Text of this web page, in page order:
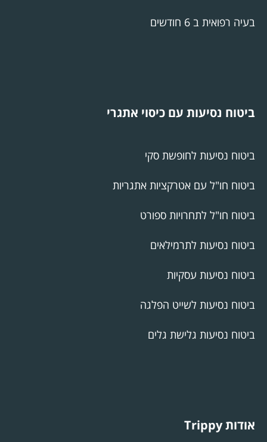
בעיה רפואית ב 6 חודשים
ביטוח נסיעות עם כיסוי אתגרי
ביטוח נסיעות לחופשת סקי
ביטוח חו"ל עם אטרקציות אתגריות
ביטוח חו"ל לתחרויות ספורט
ביטוח נסיעות לתרמילאים
ביטוח נסיעות עסקיות
ביטוח נסיעות לשייט הפלגה
ביטוח נסיעות גלישת גלים
אודות Trippy